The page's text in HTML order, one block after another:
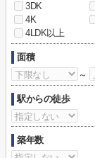
3DK
4K
4LDK以上
面積
～
駅からの徒歩
築年数